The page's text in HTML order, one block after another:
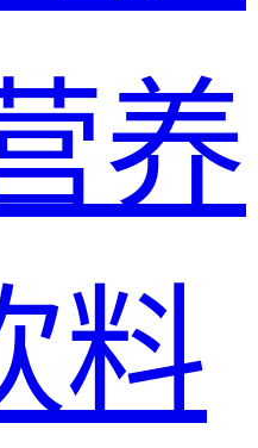
养
料